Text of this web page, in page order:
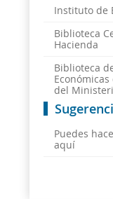
Instituto de
Biblioteca
Hacienda
Biblioteca
del
Puedes
aquí